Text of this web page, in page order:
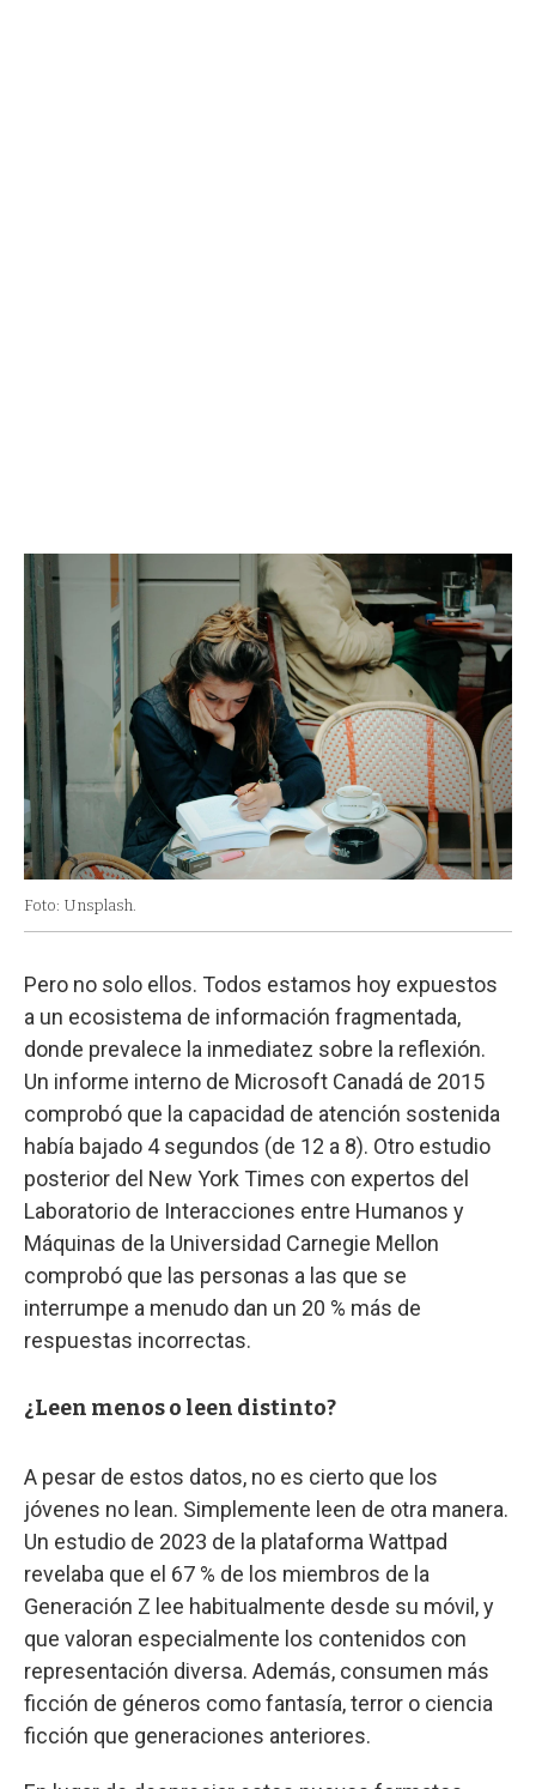
Foto: Unsplash.
Pero no solo ellos. Todos estamos hoy expuestos
a un ecosistema de información fragmentada,
donde prevalece la inmediatez sobre la reflexión.
Un informe interno de Microsoft Canadá de 2015
comprobó que la capacidad de atención sostenida
había bajado 4 segundos (de 12 a 8). Otro estudio
posterior del New York Times con expertos del
Laboratorio de Interacciones entre Humanos y
Máquinas de la Universidad Carnegie Mellon
comprobó que las personas a las que se
interrumpe a menudo dan un 20 % más de
respuestas incorrectas.
¿Leen menos o leen distinto?
A pesar de estos datos, no es cierto que los
jóvenes no lean. Simplemente leen de otra manera.
Un estudio de 2023 de la plataforma Wattpad
revelaba que el 67 % de los miembros de la
Generación Z lee habitualmente desde su móvil, y
que valoran especialmente los contenidos con
representación diversa. Además, consumen más
ficción de géneros como fantasía, terror o ciencia
ficción que generaciones anteriores.